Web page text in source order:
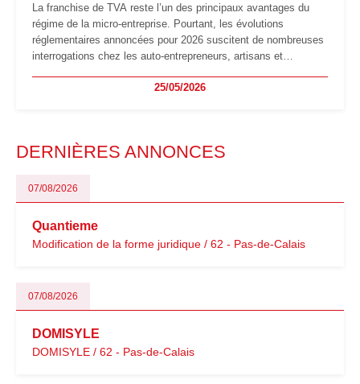
La franchise de TVA reste l’un des principaux avantages du
régime de la micro-entreprise. Pourtant, les évolutions
réglementaires annoncées pour 2026 suscitent de nombreuses
interrogations chez les auto-entrepreneurs, artisans et
facturation ou risque de bascule vers la TVA : les règles
25/05/2026
DERNIÈRES ANNONCES
07/08/2026
Quantieme
Modification de la forme juridique / 62 - Pas-de-Calais
07/08/2026
DOMISYLE
DOMISYLE / 62 - Pas-de-Calais